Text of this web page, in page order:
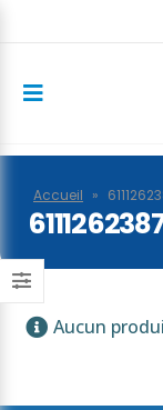
Accueil »
Aucun